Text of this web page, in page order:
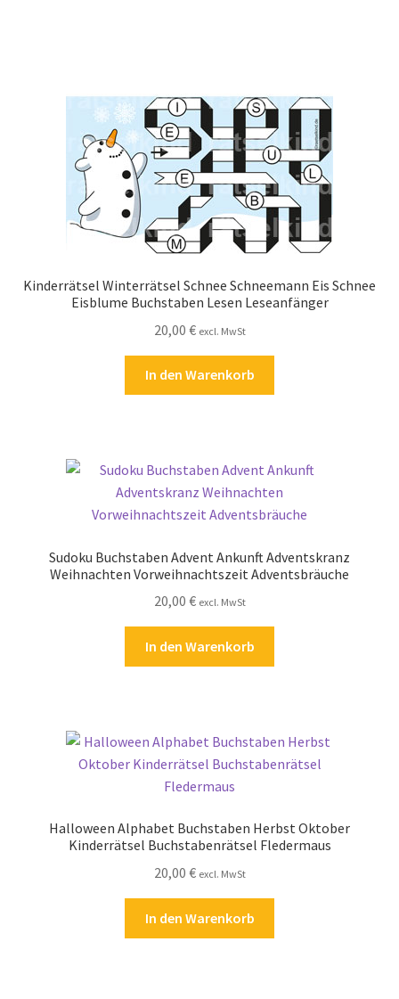
Kostenlose Rätsel
Mein Konto
Versandarten
Widerrufsbelehrung
Kinderrätsel Winterrätsel Schnee Schneemann Eis Schnee
Eisblume Buchstaben Lesen Leseanfänger
20,00 € excl. MwSt
In den Warenkorb
Sudoku Buchstaben Advent Ankunft Adventskranz
Weihnachten Vorweihnachtszeit Adventsbräuche
20,00 € excl. MwSt
In den Warenkorb
Halloween Alphabet Buchstaben Herbst Oktober
Kinderrätsel Buchstabenrätsel Fledermaus
20,00 € excl. MwSt
In den Warenkorb